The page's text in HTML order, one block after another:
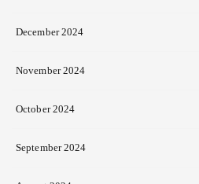
December 2024
November 2024
October 2024
September 2024